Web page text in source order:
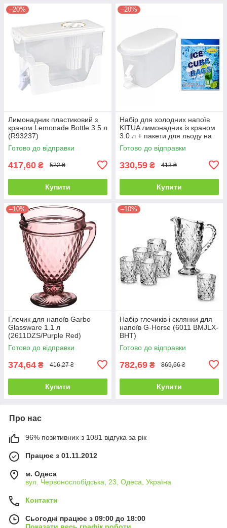
–20%
Лимонадник пластиковий з
краном Lemonade Bottle 3.5 л
(R93237)
Готово до відправки
417,60 ₴ 522 ₴
Купити
–20%
Набір для холодних напоїв
KITUA лимонадник із краном
3.0 л + пакети для льоду на
336 кубиків
Готово до відправки
330,59 ₴ 413 ₴
Купити
–10%
Глечик для напоїв Garbo
Glassware 1.1 л
(2611DZS/Purple Red)
Готово до відправки
374,64 ₴ 416,27 ₴
Купити
–10%
Набір глечиків і склянки для
напоїв G-Horse (6011 BMJLX-
BHT)
Готово до відправки
782,69 ₴ 869,66 ₴
Купити
Про нас
96% позитивних з 1081 відгука за рік
Працює з 01.11.2012
м. Одеса
вул. Червонослобідська, 23, Одеса, Україна
Контакти
Сьогодні працює з 09:00 до 18:00
Показати весь графік роботи